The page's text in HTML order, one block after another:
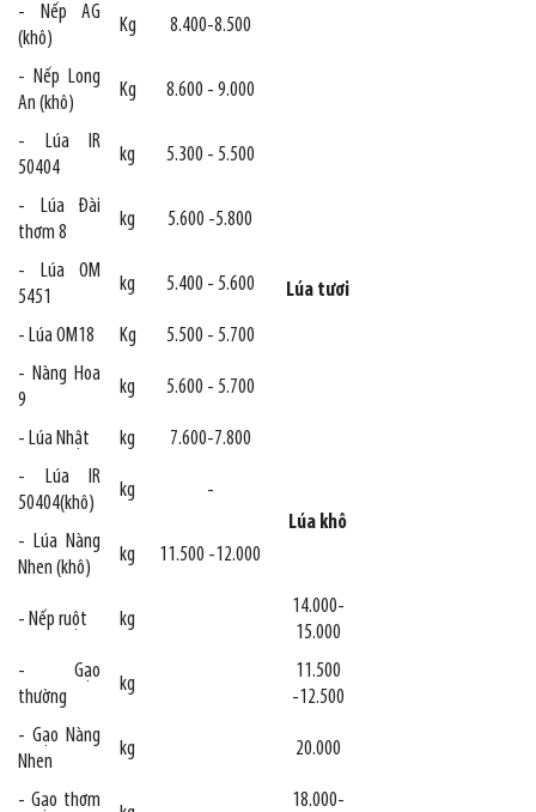
- Nếp AG
(khô)
Kg 8.400-8.500
- Nếp Long
An (khô)
Kg 8.600 - 9.000
- Lúa IR
50404
kg 5.300 - 5.500
Lúa tươi
- Lúa Đài
thơm 8
kg 5.600 -5.800
- Lúa OM
5451
kg 5.400 - 5.600
- Lúa OM18 Kg
5.500 - 5.700
- Nàng Hoa
9
kg 5.600 - 5.700
- Lúa Nhật kg
7.600-7.800
- Lúa IR
50404(khô)
kg
-
Lúa khô
- Lúa Nàng
Nhen (khô)
kg 11.500 -12.000
- Nếp ruột kg
14.000-
15.000
- Gạo
thường
kg
11.500
-12.500
- Gạo Nàng
Nhen
kg 20.000
- Gạo thơm 18.000-